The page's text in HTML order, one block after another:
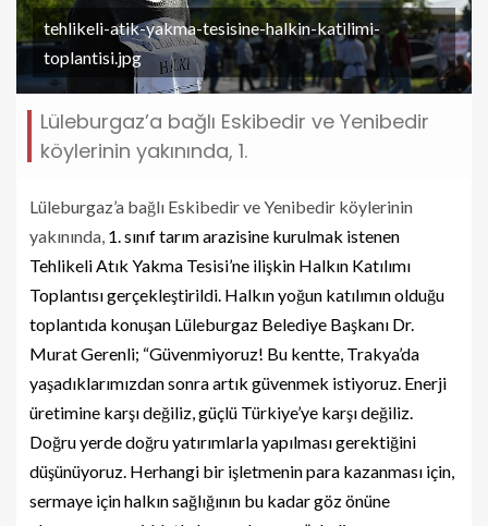
tehlikeli-atik-yakma-tesisine-halkin-katilimi-
toplantisi.jpg
Lüleburgaz’a bağlı Eskibedir ve Yenibedir
köylerinin yakınında, 1.
Lüleburgaz’a bağlı Eskibedir ve Yenibedir köylerinin
yakınında, 1. sınıf tarım arazisine kurulmak istenen
Tehlikeli Atık Yakma Tesisi’ne ilişkin Halkın Katılımı
Toplantısı gerçekleştirildi. Halkın yoğun katılımın olduğu
toplantıda konuşan Lüleburgaz Belediye Başkanı Dr.
Murat Gerenli; “Güvenmiyoruz! Bu kentte, Trakya’da
yaşadıklarımızdan sonra artık güvenmek istiyoruz. Enerji
üretimine karşı değiliz, güçlü Türkiye’ye karşı değiliz.
Doğru yerde doğru yatırımlarla yapılması gerektiğini
düşünüyoruz. Herhangi bir işletmenin para kazanması için,
sermaye için halkın sağlığının bu kadar göz önüne